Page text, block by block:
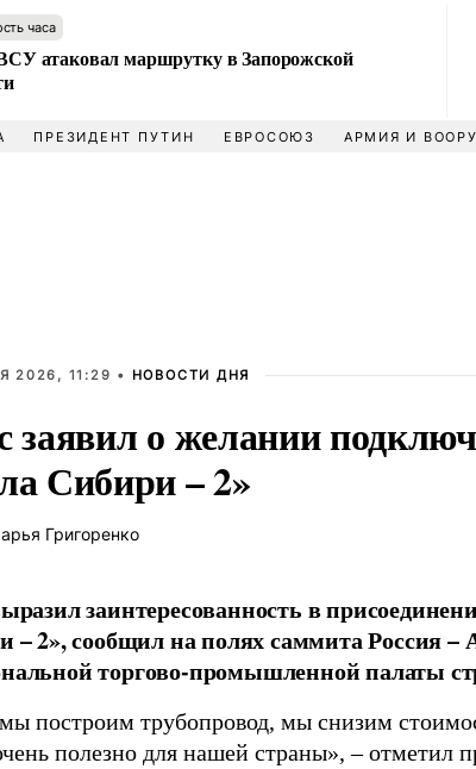
часа
атаковал маршрутку в Запорожской
ПРЕЗИДЕНТ ПУТИН ЕВРОСОЮЗ АРМИЯ И
2026, 11:29 • НОВОСТИ ДНЯ
заявил о желании
Сибири – 2»
Григоренко
заинтересованность в
– 2», сообщил на полях саммита Россия
торгово-промышленной палаты
построим трубопровод, мы снизим
полезно для нашей страны», – отметил